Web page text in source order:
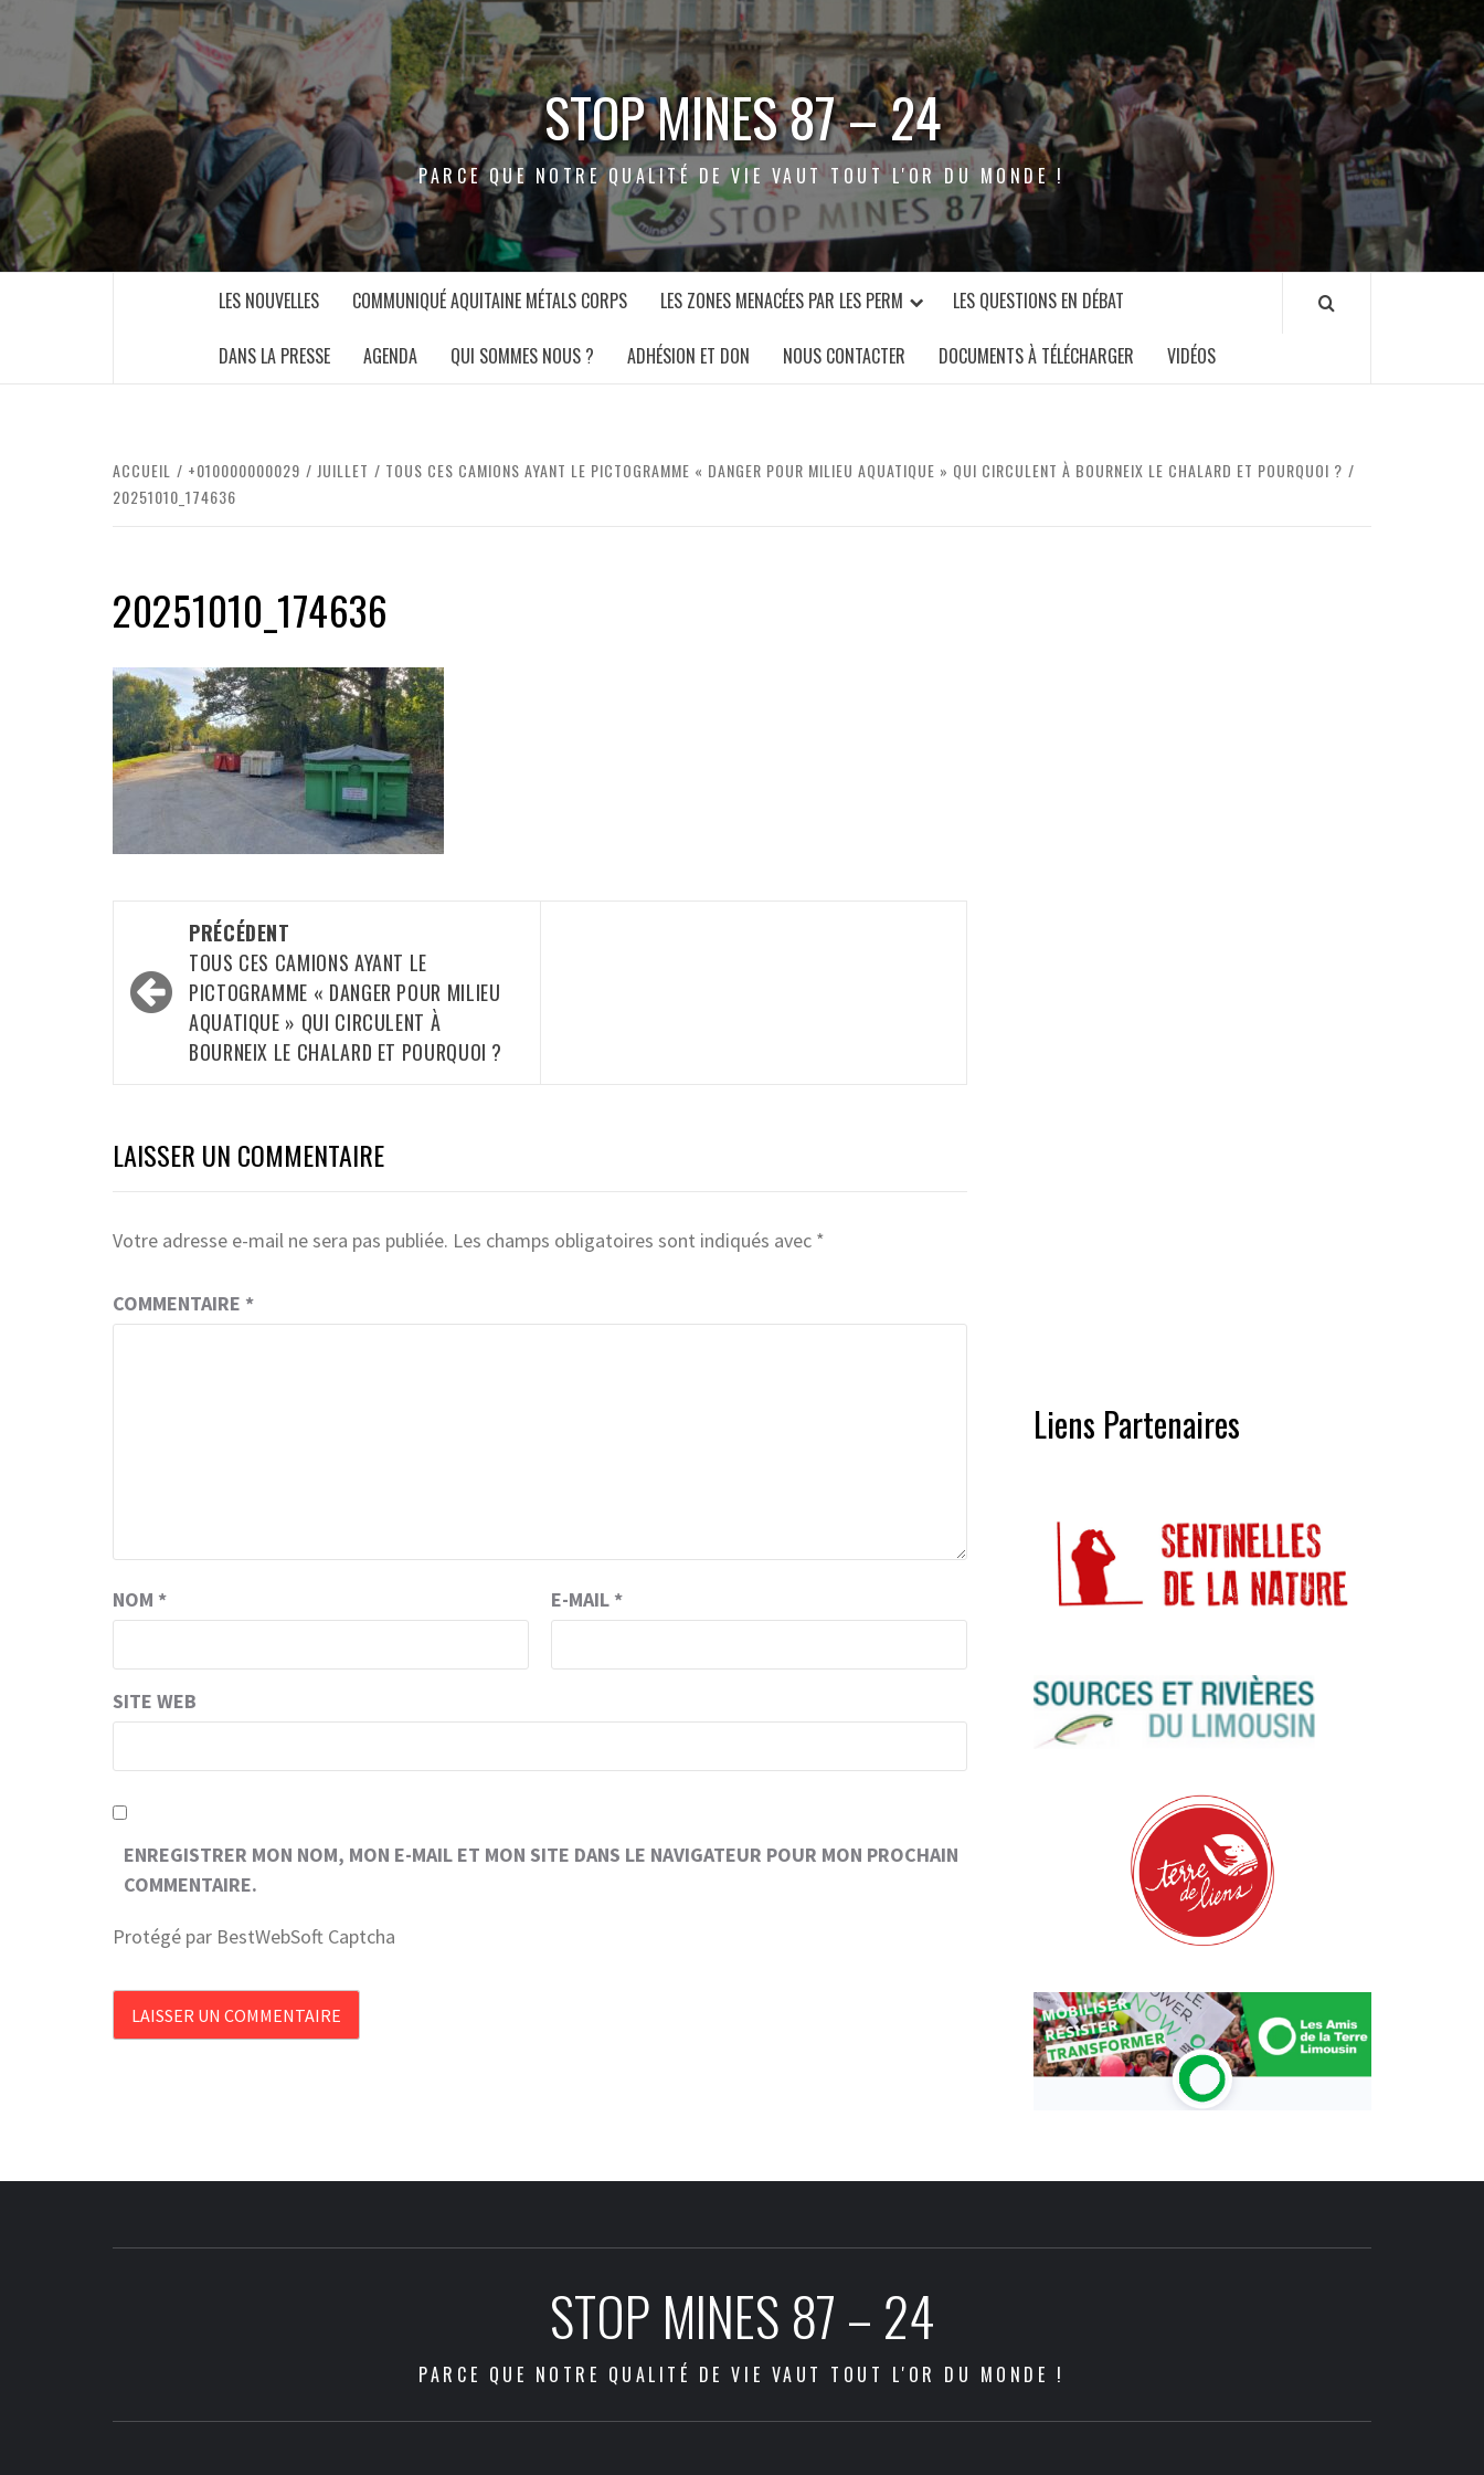
STOP MINES 87 – 24
PARCE QUE NOTRE QUALITÉ DE VIE VAUT TOUT L'OR DU MONDE !
LES NOUVELLES COMMUNIQUÉ AQUITAINE MÉTALS CORPS LES ZONES MENACÉES PAR LES PERM LES QUESTIONS EN DÉBAT
DANS LA PRESSE AGENDA QUI SOMMES NOUS ? ADHÉSION ET DON NOUS CONTACTER DOCUMENTS À TÉLÉCHARGER VIDÉOS
ACCUEIL +010000000029 JUILLET
TOUS CES CAMIONS AYANT LE PICTOGRAMME « DANGER POUR MILIEU AQUATIQUE » QUI CIRCULENT À BOURNEIX LE CHALARD ET POURQUOI ?
20251010_174636
20251010_174636
Navigation
d’article
PRÉCÉDENT
TOUS CES CAMIONS AYANT LE
PICTOGRAMME « DANGER POUR MILIEU
AQUATIQUE » QUI CIRCULENT À
BOURNEIX LE CHALARD ET POURQUOI ?
LAISSER UN COMMENTAIRE
Votre adresse e-mail ne sera pas publiée. Les champs obligatoires sont indiqués avec *
COMMENTAIRE *
NOM * E-MAIL *
SITE WEB
ENREGISTRER MON NOM, MON E-MAIL ET MON SITE DANS LE NAVIGATEUR POUR MON PROCHAIN
COMMENTAIRE.
Protégé par BestWebSoft Captcha
Liens Partenaires
STOP MINES 87 – 24
PARCE QUE NOTRE QUALITÉ DE VIE VAUT TOUT L'OR DU MONDE !